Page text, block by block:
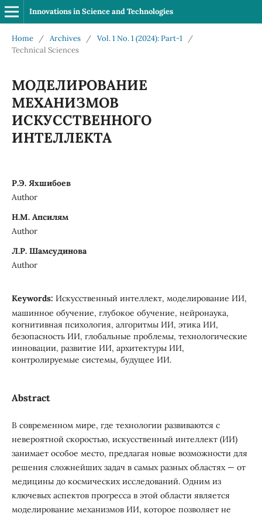
Innovations in Science and Technologies
Home / Archives / Vol. 1 No. 1 (2024): Part-1
/
Technical Sciences
МОДЕЛИРОВАНИЕ
МЕХАНИЗМОВ
ИСКУССТВЕННОГО
ИНТЕЛЛЕКТА
Р.Э. Яхшибоев
Author
Н.М. Апсилям
Author
Л.Р. Шамсудинова
Author
Keywords: Искусственный интеллект, моделирование ИИ,
машинное обучение, глубокое обучение, нейронаука,
когнитивная психология, алгоритмы ИИ, этика ИИ,
безопасность ИИ, глобальные проблемы, технологические
инновации, развитие ИИ, архитектуры ИИ,
контролируемые системы, будущее ИИ.
Abstract
В современном мире, где технологии развиваются с
невероятной скоростью, искусственный интеллект (ИИ)
занимает особое место, предлагая новые возможности для
решения сложнейших задач в самых разных областях — от
медицины до космических исследований. Одним из
ключевых аспектов прогресса в этой области является
моделирование механизмов ИИ, которое позволяет не